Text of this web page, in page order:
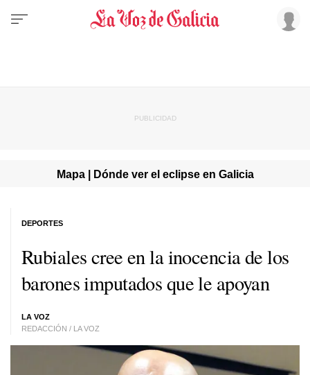
Mapa | Dónde ver el eclipse en Galicia
Rubiales cree en la inocencia de los
barones imputados que le apoyan
LA VOZ
REDACCIÓN / LA VOZ
DEPORTES